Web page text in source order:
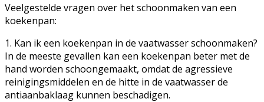
Veelgestelde vragen over het schoonmaken van een
koekenpan:
1. Kan ik een koekenpan in de vaatwasser schoonmaken?
In de meeste gevallen kan een koekenpan beter met de
hand worden schoongemaakt, omdat de agressieve
reinigingsmiddelen en de hitte in de vaatwasser de
antiaanbaklaag kunnen beschadigen.